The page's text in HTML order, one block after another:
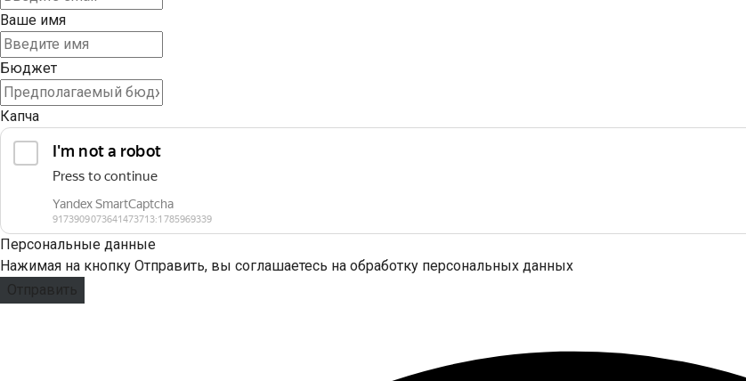
Ваше имя
Бюджет
Капча
Персональные данные
Нажимая на кнопку Отправить, вы соглашаетесь на обработку персональных данных
Отправить